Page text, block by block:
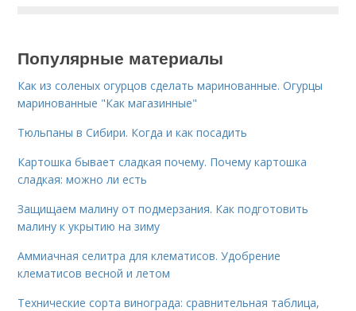
Популярные материалы
Как из соленых огурцов сделать маринованные. Огурцы
маринованные "Как магазинные"
Тюльпаны в Сибири. Когда и как посадить
Картошка бывает сладкая почему. Почему картошка
сладкая: можно ли есть
Защищаем малину от подмерзания. Как подготовить
малину к укрытию на зиму
Аммиачная селитра для клематисов. Удобрение
клематисов весной и летом
Технические сорта винограда: сравнительная таблица,